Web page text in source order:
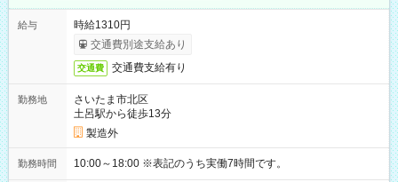
給与
時給1310円
交通費別途支給あり
交通費 交通費支給有り
勤務地
さいたま市北区
土呂駅から徒歩13分
製造外
勤務時間 10:00～18:00 ※表記のうち実働7時間です。